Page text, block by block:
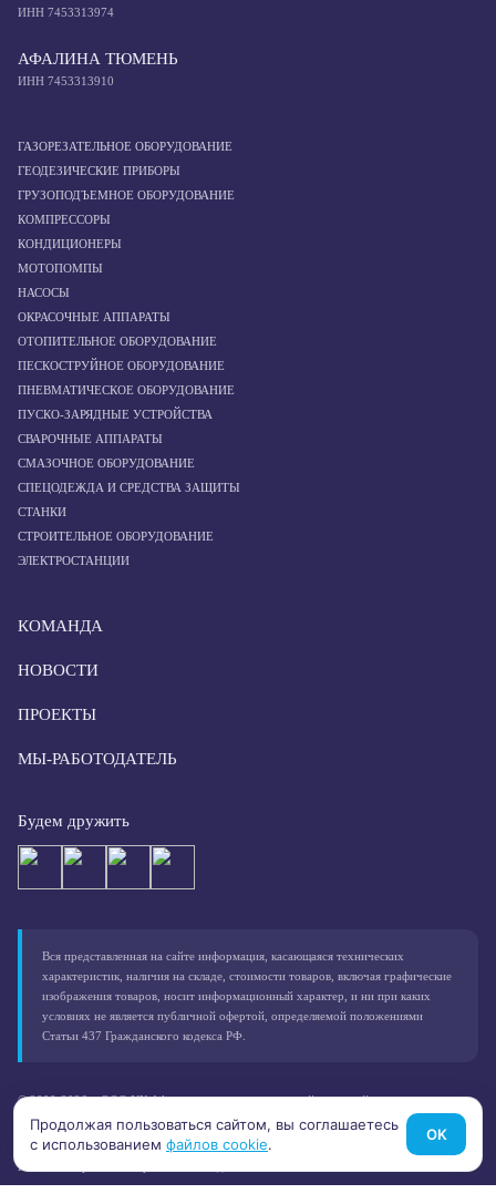
ИНН 7453313974
АФАЛИНА ТЮМЕНЬ
ИНН 7453313910
ГАЗОРЕЗАТЕЛЬНОЕ ОБОРУДОВАНИЕ
ГЕОДЕЗИЧЕСКИЕ ПРИБОРЫ
ГРУЗОПОДЪЕМНОЕ ОБОРУДОВАНИЕ
КОМПРЕССОРЫ
КОНДИЦИОНЕРЫ
МОТОПОМПЫ
НАСОСЫ
ОКРАСОЧНЫЕ АППАРАТЫ
ОТОПИТЕЛЬНОЕ ОБОРУДОВАНИЕ
ПЕСКОСТРУЙНОЕ ОБОРУДОВАНИЕ
ПНЕВМАТИЧЕСКОЕ ОБОРУДОВАНИЕ
ПУСКО-ЗАРЯДНЫЕ УСТРОЙСТВА
СВАРОЧНЫЕ АППАРАТЫ
СМАЗОЧНОЕ ОБОРУДОВАНИЕ
СПЕЦОДЕЖДА И СРЕДСТВА ЗАЩИТЫ
СТАНКИ
СТРОИТЕЛЬНОЕ ОБОРУДОВАНИЕ
ЭЛЕКТРОСТАНЦИИ
КОМАНДА
НОВОСТИ
ПРОЕКТЫ
МЫ-РАБОТОДАТЕЛЬ
Будем дружить
Вся представленная на сайте информация, касающаяся технических
характеристик, наличия на складе, стоимости товаров, включая графические
изображения товаров, носит информационный характер, и ни при каких
условиях не является публичной офертой, определяемой положениями
Статьи 437 Гражданского кодекса РФ.
© 2000-2026 – ООО УК Афалина, зарегистрированный товарный знак
Согласие на обработку персональных данных
Согласие на обработку файлов cookies
Политика о работе с персональными данными
Продолжая пользоваться сайтом, вы соглашаетесь
с использованием файлов cookie.
OK